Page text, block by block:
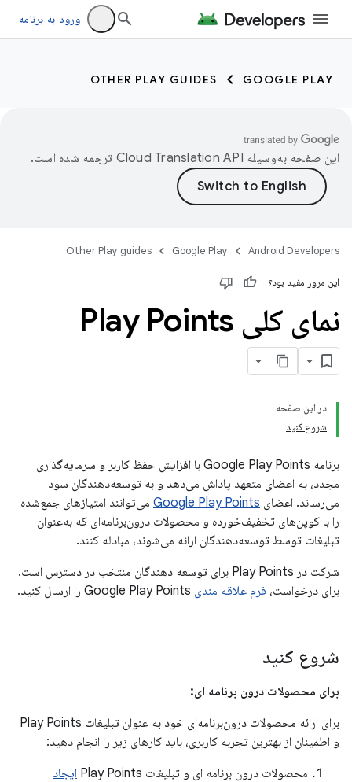
ورود به برنامه
GOOGLE PLAY
OTHER PLAY GUIDES
این صفحه به‌وسیله ترجمه شده است.
Android Developers
Google Play
Other Play guides
این مرور مفید بود؟
نمای کلی Play Points
در این صفحه
شروع کنید
برنامه Google Play Points با افزایش حفظ کاربر و سرمایه‌گذاری
مجدد، به اعضای متعهد پاداش می‌دهد و به توسعه‌دهندگان سود
می‌رساند. اعضای Google Play Points می‌توانند امتیازهای جمع‌شده
را با کوپن‌های تخفیف‌خورده و محصولات درون‌برنامه‌ای که به‌عنوان
تبلیغات توسط توسعه‌دهندگان ارائه می‌شوند، مبادله کنند.
شرکت در Play Points برای توسعه دهندگان منتخب در دسترس است.
برای درخواست، فرم علاقه مندی
شروع کنید
برای محصولات درون برنامه ای:
برای ارائه محصولات درون‌برنامه‌ای خود به عنوان تبلیغات Play Points
و اطمینان از بهترین تجربه کاربری، باید کارهای زیر را انجام دهید:
محصولات درون برنامه ای و تبلیغات Play Points
ایجاد